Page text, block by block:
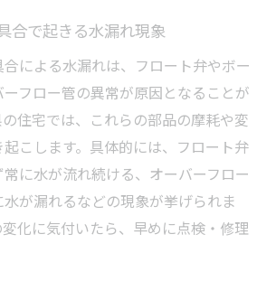
合で起きる水漏れ現象
による水漏れは、フロート弁やボー
フロー管の異常が原因となることが
住宅では、これらの部品の摩耗や変
こします。具体的には、フロート弁
に水が流れ続ける、オーバーフロー
が漏れるなどの現象が挙げられま
化に気付いたら、早めに点検・修理